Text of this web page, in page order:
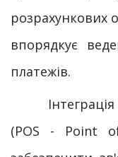
розрахункових
впорядкує
платежів.
(POS - Point